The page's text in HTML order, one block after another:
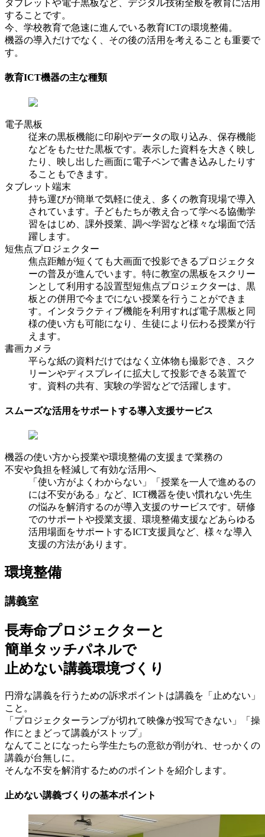
タブレットや電子黒板など、デジタル技術全般を教育に活用
することです。
今、学校教育で急速に進んでいる教育ICTの環境整備。
機器の導入だけでなく、その後の活用を考えることも重要で
す。
教育ICT機器の主な種類
電子黒板
従来の黒板機能に印刷やデータの取り込み、保存機能
などをもたせた黒板です。表示した資料を大きく映し
たり、映し出した画面に電子ペンで書き込みしたりす
ることもできます。
タブレット端末
持ち運びが簡単で気軽に使え、多くの教育現場で導入
されています。子どもたちが教え合って学べる協働学
習をはじめ、課外授業、調べ学習など様々な場面で活
躍します。
短焦点プロジェクター
焦点距離が短くても大画面で投影できるプロジェクタ
ーの普及が進んでいます。特に教室の黒板をスクリー
ンとして利用する設置型短焦点プロジェクターは、黒
板との併用で今までにない授業を行うことができま
す。インタラクティブ機能を利用すれば電子黒板と同
様の使い方も可能になり、生徒により伝わる授業が行
えます。
書画カメラ
平らな紙の資料だけではなく立体物も撮影でき、スク
リーンやディスプレイに拡大して投影できる装置で
す。資料の共有、実験の学習などで活躍します。
スムーズな活用をサポートする導入支援サービス
機器の使い方から授業や環境整備の支援まで業務の
不安や負担を軽減して有効な活用へ
「使い方がよくわからない」「授業を一人で進めるの
には不安がある」など、ICT機器を使い慣れない先生
の悩みを解消するのが導入支援のサービスです。研修
でのサポートや授業支援、環境整備支援などあらゆる
活用場面をサポートするICT支援員など、様々な導入
支援の方法があります。
環境整備
講義室
長寿命プロジェクターと
簡単タッチパネルで
止めない講義環境づくり
円滑な講義を行うための訴求ポイントは講義を「止めない」
こと。
「プロジェクターランプが切れて映像が投写できない」「操
作にとまどって講義がストップ」
なんてことになったら学生たちの意欲が削がれ、せっかくの
講義が台無しに。
そんな不安を解消するためのポイントを紹介します。
止めない講義づくりの基本ポイント